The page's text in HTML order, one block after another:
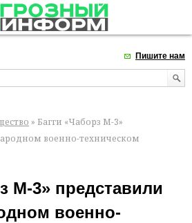
Пишите нам
» Багги «Чаборз М-3»
военно-техническом
М-3» представили
военно-